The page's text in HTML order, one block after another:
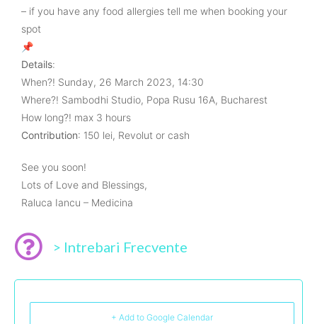
– if you have any food allergies tell me when booking your
spot
📌
Details:
When?! Sunday, 26 March 2023, 14:30
Where?! Sambodhi Studio, Popa Rusu 16A, Bucharest
How long?! max 3 hours
Contribution: 150 lei, Revolut or cash
See you soon!
Lots of Love and Blessings,
Raluca Iancu – Medicina
> Intrebari Frecvente
+ Add to Google Calendar